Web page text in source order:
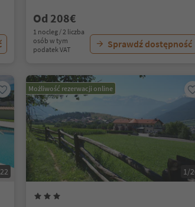
Od 208€
1 nocleg / 2 liczba
osób w tym
podatek VAT
Sprawdź dostępność
Możliwość rezerwacji online
1/